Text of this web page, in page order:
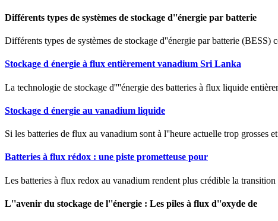
Différents types de systèmes de stockage d''énergie par batterie
Différents types de systèmes de stockage d''énergie par batterie
Stockage d énergie à flux entièrement vanadium Sri Lanka
La technologie de stockage d''''énergie des batteries à flux liquide
Stockage d énergie au vanadium liquide
Si les batteries de flux au vanadium sont à l''heure actuelle trop grosses
Batteries à flux rédox : une piste prometteuse pour
Les batteries à flux redox au vanadium rendent plus crédible la
L''avenir du stockage de l''énergie : Les piles à flux d''oxyde de